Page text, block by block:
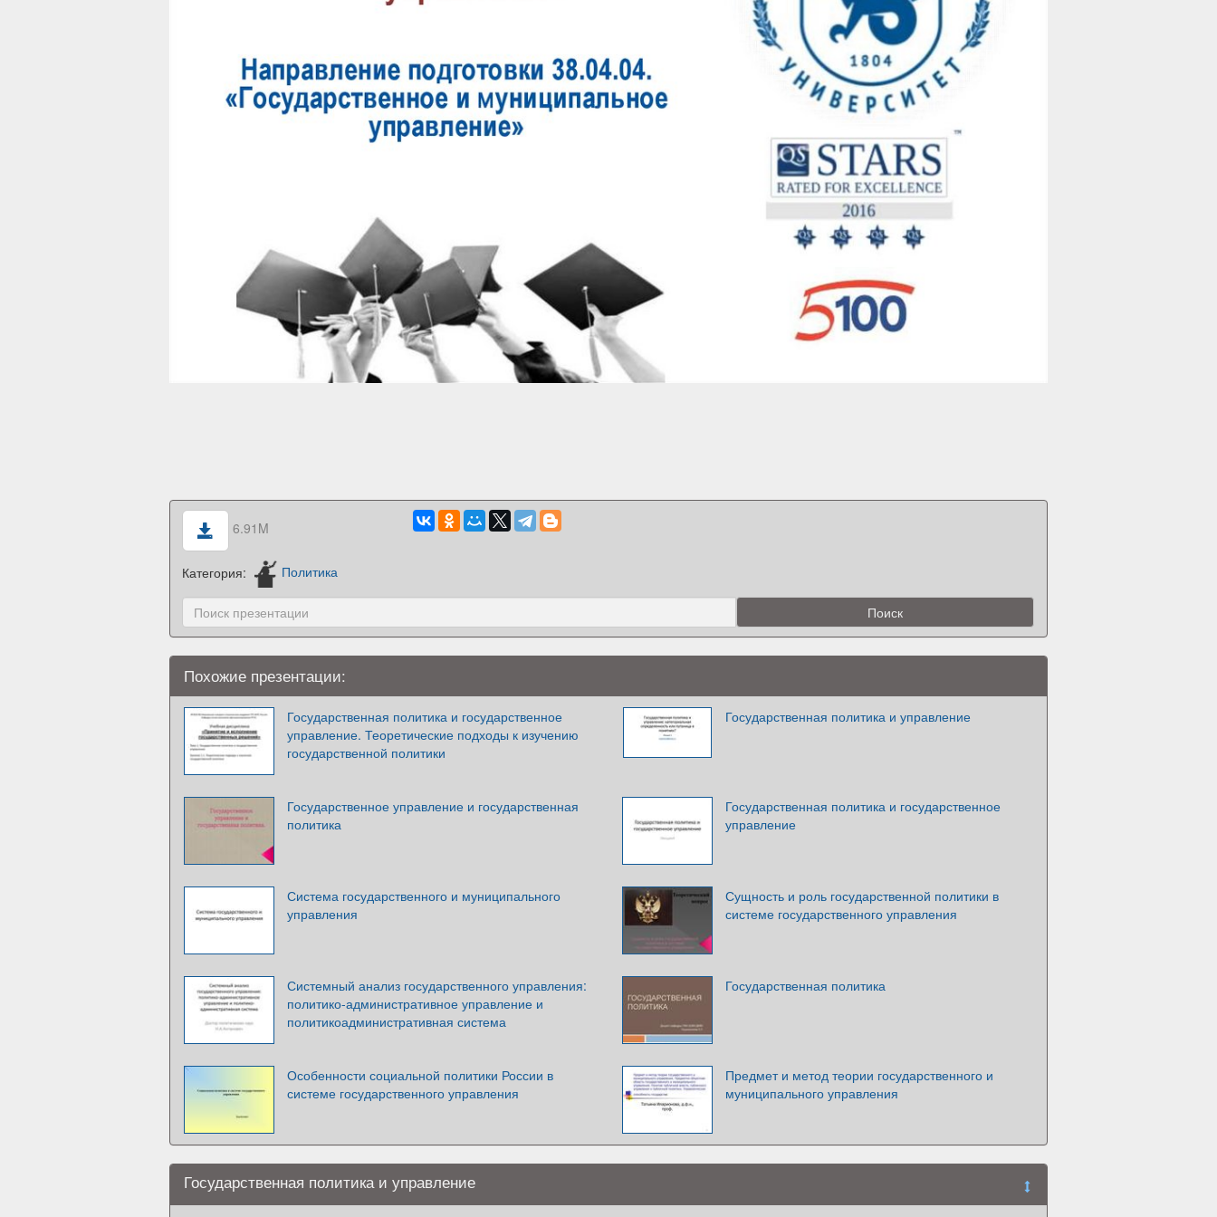
6.91M
Категория: Политика
Похожие презентации:
Государственная политика и государственное
управление. Теоретические подходы к изучению
государственной политики
Государственная политика и управление
Государственное управление и государственная
политика
Государственная политика и государственное
управление
Система государственного и муниципального
управления
Сущность и роль государственной политики в
системе государственного управления
Системный анализ государственного управления:
политико-административное управление и
политикоадминистративная система
Государственная политика
Особенности социальной политики России в
системе государственного управления
Предмет и метод теории государственного и
муниципального управления
Государственная политика и управление